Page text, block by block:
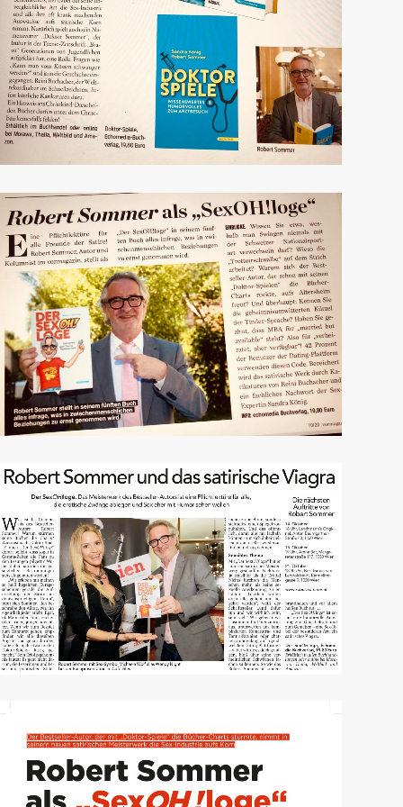
Medico
VORMagazin
Kurier